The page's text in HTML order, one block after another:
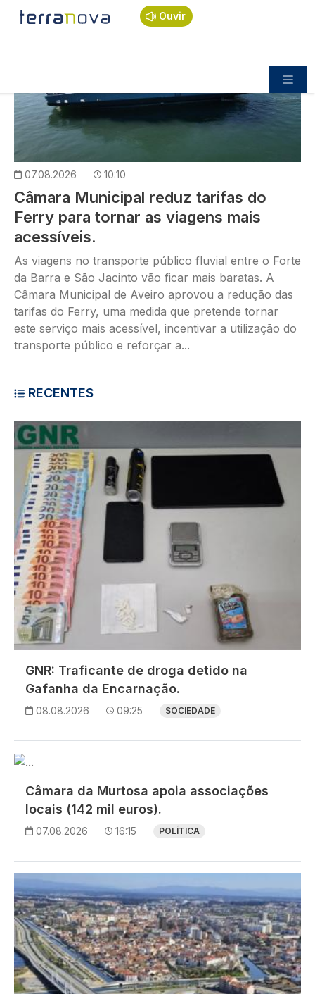
Passar para o conteúdo principal
Ouvir
Imagem
POLÍTICA
07.08.2026 10:10
Câmara Municipal reduz tarifas do
Ferry para tornar as viagens mais
acessíveis.
As viagens no transporte público fluvial entre o Forte
da Barra e São Jacinto vão ficar mais baratas. A
Câmara Municipal de Aveiro aprovou a redução das
tarifas do Ferry, uma medida que pretende tornar
este serviço mais acessível, incentivar a utilização do
transporte público e reforçar a...
RECENTES
Imagem
GNR: Traficante de droga detido na
Gafanha da Encarnação.
08.08.2026 09:25 SOCIEDADE
Imagem
Câmara da Murtosa apoia associações
locais (142 mil euros).
07.08.2026 16:15 POLÍTICA
Imagem